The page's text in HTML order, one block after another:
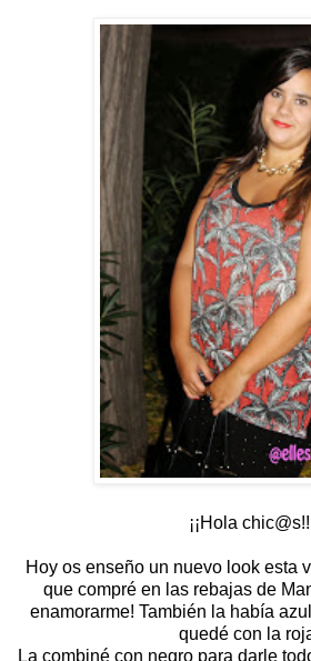
¡¡Hola chic@s!!
Hoy os enseño un nuevo look esta
que compré en las rebajas de
enamorarme! También la había
quedé con la
La combiné con negro para darle